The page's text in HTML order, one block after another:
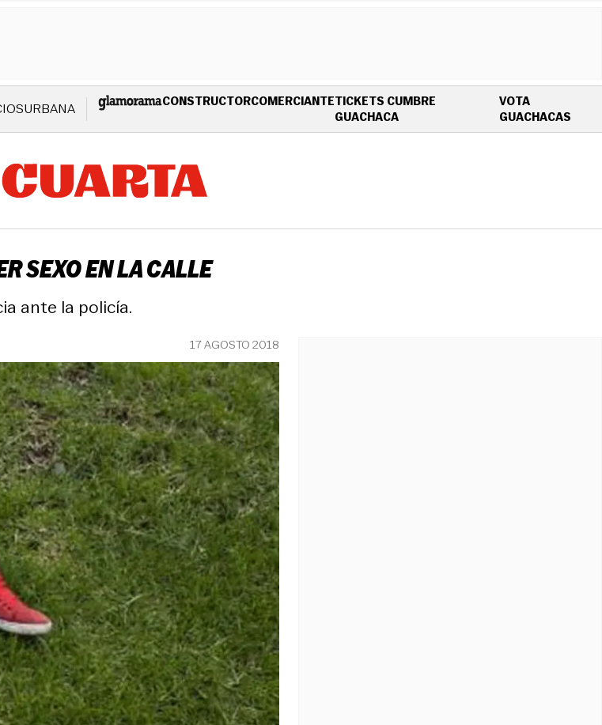
URBANA CONSTRUCTORCOMERCIANTETICKETS CUMBRE
GUACHACAOPENS IN NEW WINDOW
VOTA
GUACHACAS
SEXO EN LA CALLE
ante la policía.
17 AGOSTO 2018